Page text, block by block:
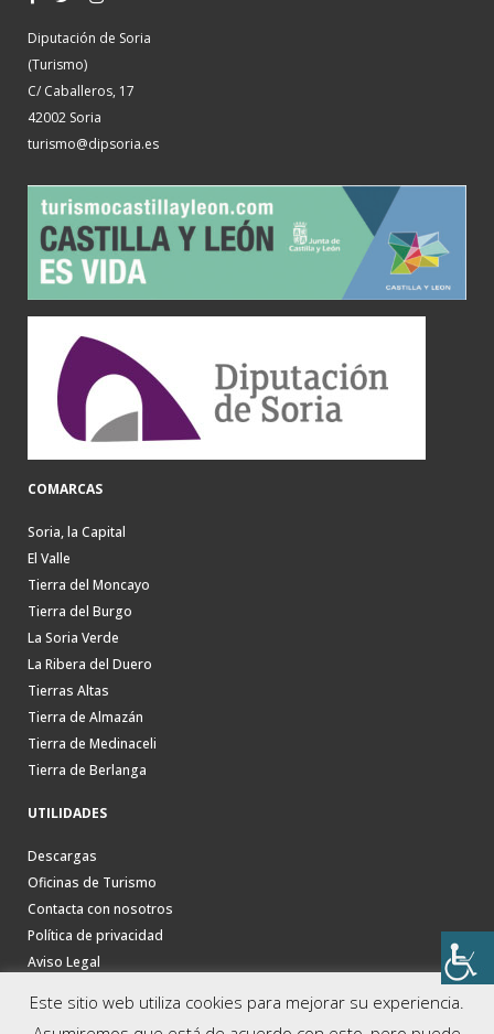
Diputación de Soria
(Turismo)
C/ Caballeros, 17
42002 Soria
turismo@dipsoria.es
COMARCAS
Soria, la Capital
El Valle
Tierra del Moncayo
Tierra del Burgo
La Soria Verde
La Ribera del Duero
Tierras Altas
Tierra de Almazán
Tierra de Medinaceli
Tierra de Berlanga
UTILIDADES
Descargas
Oficinas de Turismo
Contacta con nosotros
Política de privacidad
Aviso Legal
Este sitio web utiliza cookies para mejorar su experiencia.